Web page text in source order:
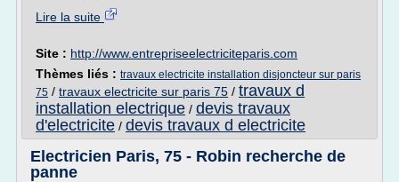
Lire la suite
Site : http://www.entrepriseelectriciteparis.com
Thèmes liés : travaux electricite installation disjoncteur sur paris
75 / travaux electricite sur paris 75 / travaux d
installation electrique / devis travaux
d'electricite / devis travaux d electricite
Electricien Paris, 75 - Robin recherche de
panne